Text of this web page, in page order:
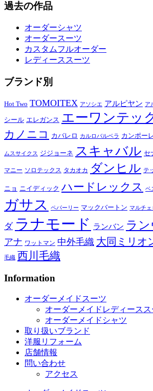
過去の作品
オーダーシャツ
オーダースーツ
カスタムフルオーダー
レディーススーツ
ブランド別
Hot Two TOMOITEX アソシエ アルピヤン ア
シール エレガンス エーワンテッ
カノニコ カバレロ カルロバルベラ カンポー
ムスサイクス ジジョーネ スキャバル セ
マニー ソロテックス タカオカ ダンヒル テ
ニョ ニイディック ハードレックス ベ
ガサス
ペパーリー マックバートン マルチェ
ダ ラナモード ランバン ラ
アナ ワットマン 中外毛織 大同ミリオ
毛織 西川毛織
Information
オーダーメイドスーツ
オーダーメイドレディースス
オーダーメイドシャツ
取り扱いブランド
洋服リフォーム
店舗情報
問い合わせ
アクセス